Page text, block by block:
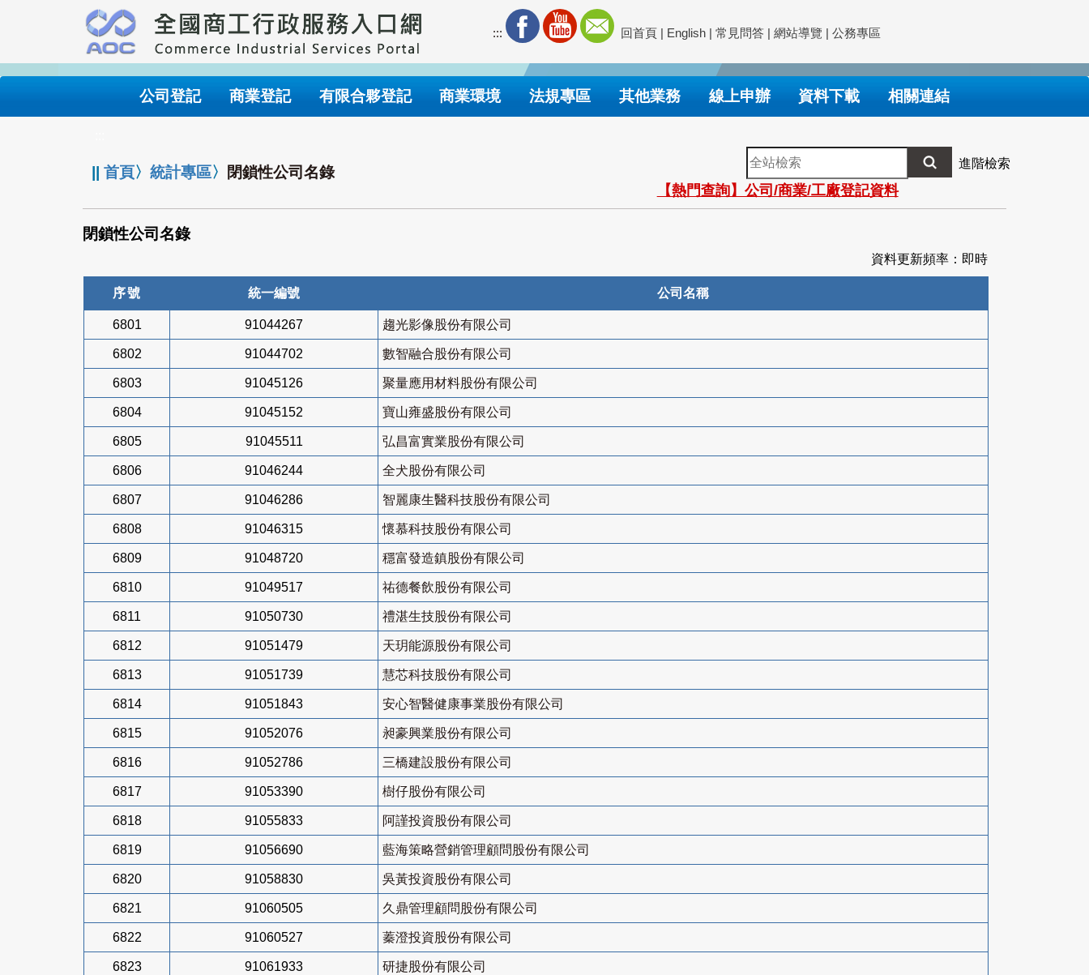
要
內
::: 回首頁 | English | 常見問答 | 網站導覽 | 公務專區
公司登記 商業登記 有限合夥登記 商業環境 法規專區 其他業務 線上申辦 資料下載 相關連結
||首頁〉統計專區〉 閉鎖性公司名錄
全
站
檢
索
進階檢索
【熱門查詢】公司/商業/工廠登記資料
閉鎖性公司名錄
資料更新頻率：即時
序號 統一編號 公司名稱
6801 91044267 趨光影像股份有限公司
6802 91044702 數智融合股份有限公司
6803 91045126 聚量應用材料股份有限公司
6804 91045152 寶山雍盛股份有限公司
6805 91045511 弘昌富實業股份有限公司
6806 91046244 全犬股份有限公司
6807 91046286 智麗康生醫科技股份有限公司
6808 91046315 懷慕科技股份有限公司
6809 91048720 穩富發造鎮股份有限公司
6810 91049517 祐德餐飲股份有限公司
6811 91050730 禮湛生技股份有限公司
6812 91051479 天玥能源股份有限公司
6813 91051739 慧芯科技股份有限公司
6814 91051843 安心智醫健康事業股份有限公司
6815 91052076 昶豪興業股份有限公司
6816 91052786 三橋建設股份有限公司
6817 91053390 樹仔股份有限公司
6818 91055833 阿謹投資股份有限公司
6819 91056690 藍海策略營銷管理顧問股份有限公司
6820 91058830 吳黃投資股份有限公司
6821 91060505 久鼎管理顧問股份有限公司
6822 91060527 蓁澄投資股份有限公司
6823 91061933 研捷股份有限公司